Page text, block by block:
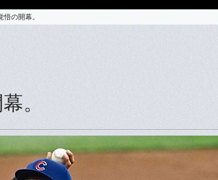
の開幕。
。